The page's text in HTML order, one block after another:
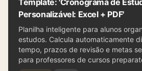
Template: 'Cronograma de
Personalizável: Excel + PDF'
Planilha inteligente para alunos
estudos. Calcula automaticamente
tempo, prazos de revisão e metas
para professores de cursos